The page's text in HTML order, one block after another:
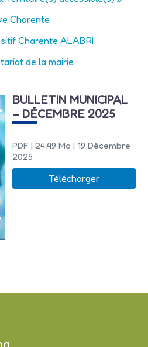
Charente
Charente ALABRI
de la mairie
BULLETIN MUNICIPAL
– DÉCEMBRE 2025
PDF | 24,49 Mo | 19 Décembre
2025
Télécharger